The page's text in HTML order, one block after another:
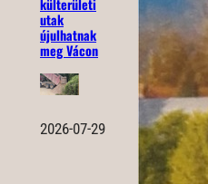
külterületi
utak
újulhatnak
meg Vácon
2026-07-29